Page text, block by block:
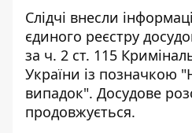
Слідчі внесли
єдиного реєстру
за ч. 2 ст. 115
України із позначкою
випадок". Досудове
продовжується.